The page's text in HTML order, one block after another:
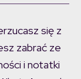
się z
zabrać ze
i notatki